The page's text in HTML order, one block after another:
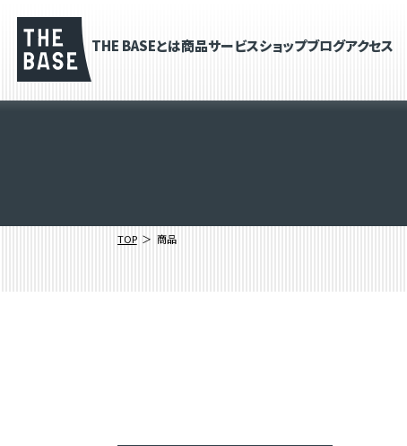
THE BASEとは商品サービスショップブログアクセス
TOP 商品